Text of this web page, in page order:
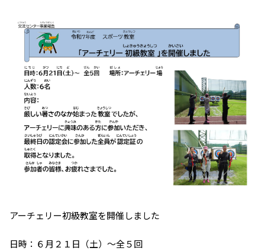
アーチェリー初級教室を開催しました
日時：６月２１日（土）～全５回